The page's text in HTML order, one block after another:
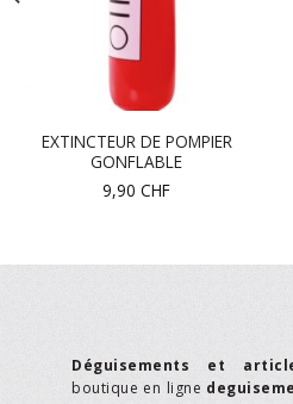
EXTINCTEUR DE POMPIER
GONFLABLE
9,90 CHF
Déguisements et
boutique en ligne